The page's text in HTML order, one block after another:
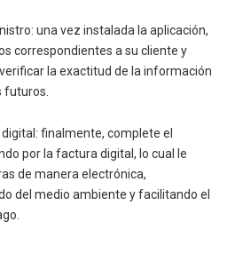
una vez instalada la aplicación,
correspondientes a su cliente y
la exactitud de la información
futuros.
finalmente, complete el
por la factura digital, lo cual le
de manera electrónica,
del medio ambiente y facilitando el